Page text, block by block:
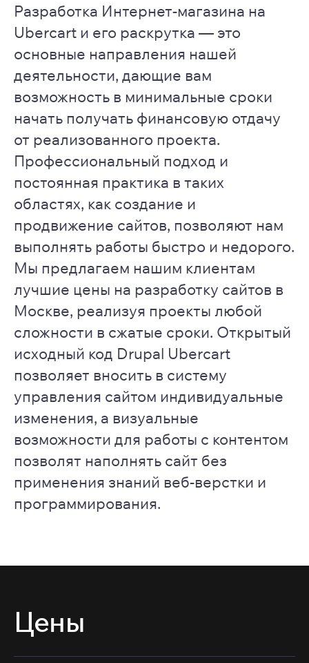
Разработка Интернет-магазина на
Ubercart и его раскрутка — это
основные направления нашей
деятельности, дающие вам
возможность в минимальные сроки
начать получать финансовую отдачу
от реализованного проекта.
Профессиональный подход и
постоянная практика в таких
областях, как создание и
продвижение сайтов, позволяют нам
выполнять работы быстро и недорого.
Мы предлагаем нашим клиентам
лучшие цены на разработку сайтов в
Москве, реализуя проекты любой
сложности в сжатые сроки. Открытый
исходный код Drupal Ubercart
позволяет вносить в систему
управления сайтом индивидуальные
изменения, а визуальные
возможности для работы с контентом
позволят наполнять сайт без
применения знаний веб-верстки и
программирования.
Цены